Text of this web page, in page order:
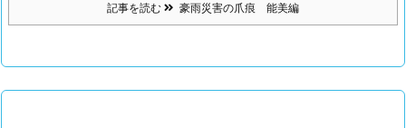
記事を読む 豪雨災害の爪痕 能美編